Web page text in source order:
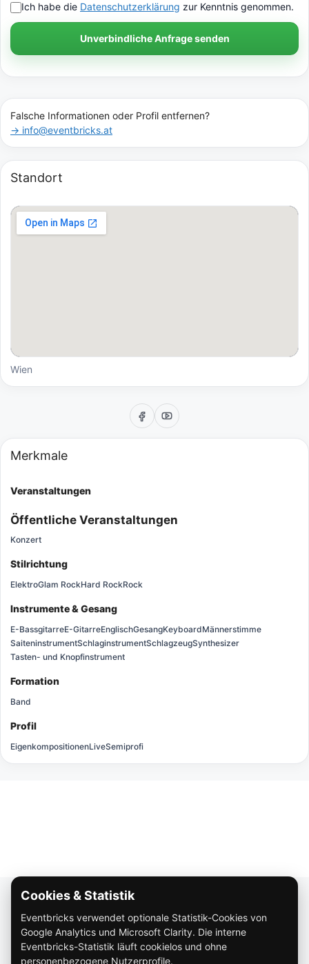
Ich habe die Datenschutzerklärung zur Kenntnis genommen.
Unverbindliche Anfrage senden
Falsche Informationen oder Profil entfernen?
→ info@eventbricks.at
Standort
Wien
Merkmale
Veranstaltungen
Öffentliche Veranstaltungen
Konzert
Stilrichtung
ElektroGlam RockHard RockRock
Instrumente & Gesang
E-BassgitarreE-GitarreEnglischGesangKeyboardMännerstimme
SaiteninstrumentSchlaginstrumentSchlagzeugSynthesizer
Tasten- und Knopfinstrument
Formation
Band
Profil
EigenkompositionenLiveSemiprofi
Über Eventbricks
So funktioniert Eventbricks
Impressum
Cookies & Statistik
Eventbricks verwendet optionale Statistik-Cookies von
Google Analytics und Microsoft Clarity. Die interne
Eventbricks-Statistik läuft cookielos und ohne
personenbezogene Nutzerprofile.